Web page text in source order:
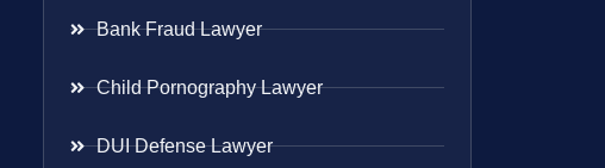
Bank Fraud Lawyer
Child Pornography Lawyer
DUI Defense Lawyer